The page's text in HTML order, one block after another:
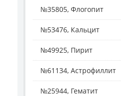
№35805, Флогопит
№53476, Кальцит
№49925, Пирит
№61134, Астрофиллит
№25944, Гематит